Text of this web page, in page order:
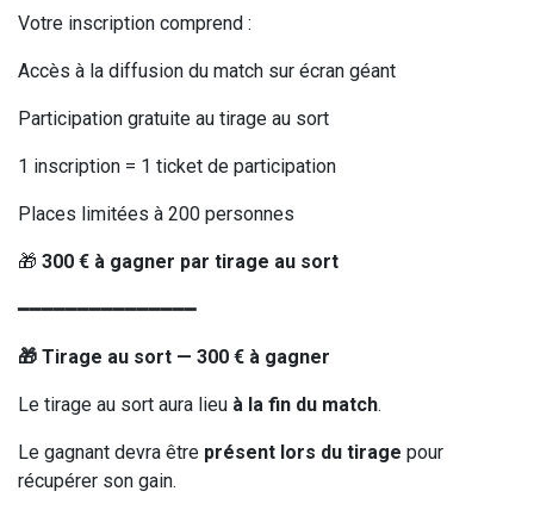
Votre inscription comprend :
Accès à la diffusion du match sur écran géant
Participation gratuite au tirage au sort
1 inscription = 1 ticket de participation
Places limitées à 200 personnes
🎁 300 € à gagner par tirage au sort
━━━━━━━━━━━━━━━
🎁 Tirage au sort — 300 € à gagner
Le tirage au sort aura lieu à la fin du match.
Le gagnant devra être présent lors du tirage pour
récupérer son gain.